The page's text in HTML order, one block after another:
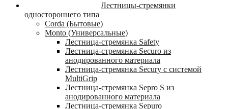
Лестницы-стремянки
одностороннего типа
Corda (Бытовые)
Monto (Универсальные)
Лестница-стремянка Safety
Лестница-стремянка Securo из
анодированного материала
Лестница-стремянка Secury с системой
MultiGrip
Лестница-стремянка Sepro S из
анодированного материала
Лестница-стремянка Sepuro